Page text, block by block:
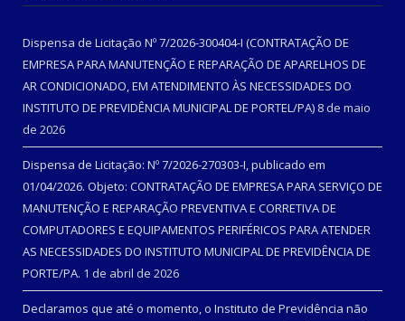
Dispensa de Licitação Nº 7/2026-300404-I (CONTRATAÇÃO DE
EMPRESA PARA MANUTENÇÃO E REPARAÇÃO DE APARELHOS DE
AR CONDICIONADO, EM ATENDIMENTO ÀS NECESSIDADES DO
INSTITUTO DE PREVIDÊNCIA MUNICIPAL DE PORTEL/PA) 8 de maio
de 2026
Dispensa de Licitação: Nº 7/2026-270303-I, publicado em
01/04/2026. Objeto: CONTRATAÇÃO DE EMPRESA PARA SERVIÇO DE
MANUTENÇÃO E REPARAÇÃO PREVENTIVA E CORRETIVA DE
COMPUTADORES E EQUIPAMENTOS PERIFÉRICOS PARA ATENDER
AS NECESSIDADES DO INSTITUTO MUNICIPAL DE PREVIDÊNCIA DE
PORTE/PA. 1 de abril de 2026
Declaramos que até o momento, o Instituto de Previdência não